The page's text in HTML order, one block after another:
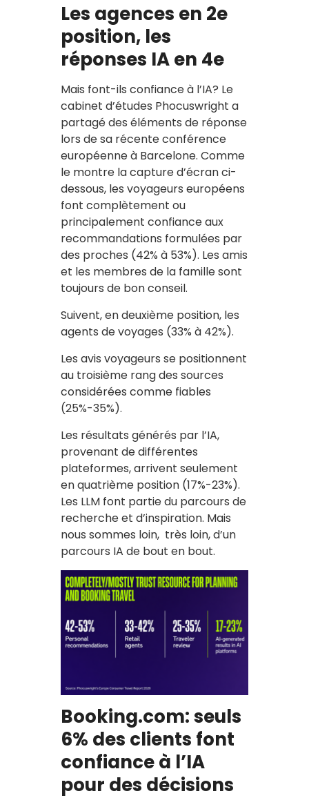
Les agences en 2e
position, les
réponses IA en 4e
Mais font-ils confiance à l’IA? Le
cabinet d’études Phocuswright a
partagé des éléments de réponse
lors de sa récente conférence
européenne à Barcelone. Comme
le montre la capture d’écran ci-
dessous, les voyageurs européens
font complètement ou
principalement confiance aux
recommandations formulées par
des proches (42% à 53%). Les amis
et les membres de la famille sont
toujours de bon conseil.
Suivent, en deuxième position, les
agents de voyages (33% à 42%).
Les avis voyageurs se positionnent
au troisième rang des sources
considérées comme fiables
(25%-35%).
Les résultats générés par l’IA,
provenant de différentes
plateformes, arrivent seulement
en quatrième position (17%-23%).
Les LLM font partie du parcours de
recherche et d’inspiration. Mais
nous sommes loin, très loin, d’un
parcours IA de bout en bout.
Booking.com: seuls
6% des clients font
confiance à l’IA
pour des décisions